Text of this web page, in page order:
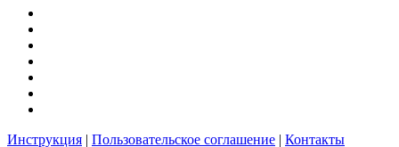
Инструкция Пользовательское соглашение Контакты